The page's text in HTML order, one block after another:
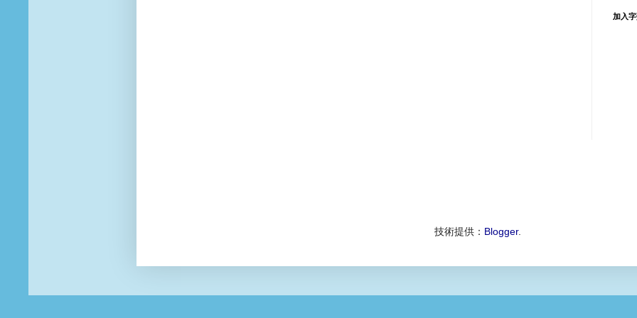
加入
技術提供： Blogger.